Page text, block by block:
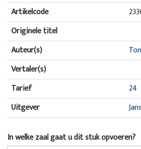
Artikelcode
Originele titel
Auteur(s)
Vertaler(s)
Tarief
24
Uitgever
In welke zaal gaat u dit stuk opvoeren?